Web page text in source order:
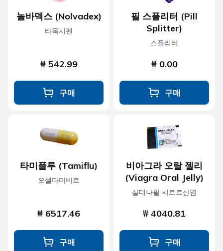
놀바덱스 (Nolvadex)
타목시펜
₩ 542.99
구매
필 스플리터 (Pill
Splitter)
스플리터
₩ 0.00
구매
타미플루 (Tamiflu)
오셀타미비르
₩ 6517.46
구매
비아그라 오랄 젤리
(Viagra Oral Jelly)
실데나필 시트르산염
₩ 4040.81
구매